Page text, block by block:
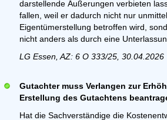
darstellende Äußerungen verbieten
fallen, weil er dadurch nicht nur
Eigentümerstellung betroffen wird,
nicht anders als durch eine
LG Essen, AZ: 6 O 333/25, 30.04.2026
Gutachter muss Verlangen zur
Erstellung des Gutachtens
Hat die Sachverständige die